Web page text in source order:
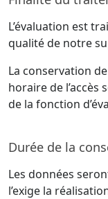
L’évaluation est
qualité de notre
La conservation
horaire de
de la fonction
Durée de la
Les données
l’exige la